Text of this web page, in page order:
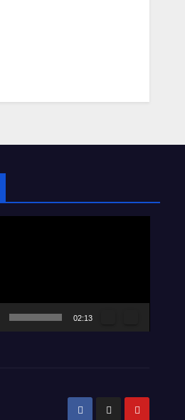
02:13